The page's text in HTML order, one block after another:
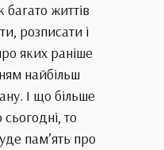
багато життів
розписати і
яких раніше
найбільш
І що більше
то
пам’ять про